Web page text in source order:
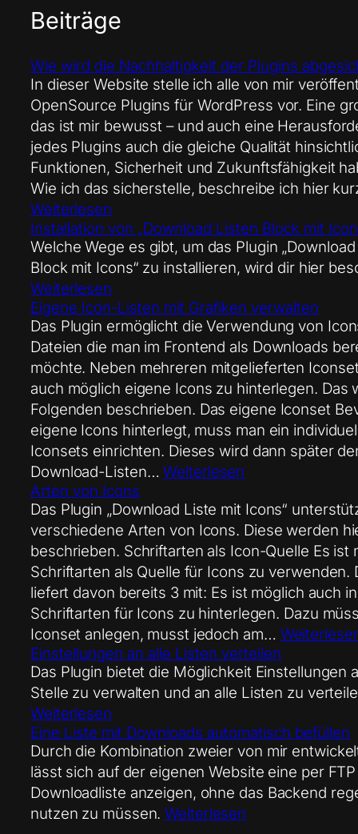
Beiträge
Wie wird die Nachhaltigkeit der Plugins
In dieser Website stelle ich alle von mir
OpenSource Plugins für WordPress vor. Eine
das ist mir bewusst – und auch eine
jedes Plugins auch die gleiche Qualität
Funktionen, Sicherheit und Zukunftsfähigkeit
Wie ich das sicherstelle, beschreibe ich hier
Weiterlesen
Installation von „Download Listen Block mit
Welche Wege es gibt, um das Plugin
Block mit Icons“ zu installieren, wird dir hier
Weiterlesen
Eigene Icon-Listen mit Grafiken verwalten
Das Plugin ermöglicht die Verwendung von
Dateien die man im Frontend als Downloads
möchte. Neben mehreren mitgelieferten
auch möglich eigene Icons zu hinterlegen. Das
Folgenden beschrieben. Das eigene Iconset
eigene Icons hinterlegt, muss man ein
Iconsets einrichten. Dieses wird dann später
Download-Listen…Weiterlesen
Arten von Icons
Das Plugin „Download Liste mit Icons“
verschiedene Arten von Icons. Diese werden
beschrieben. Schriftarten als Icon-Quelle Es ist
Schriftarten als Quelle für Icons zu verwenden.
liefert davon bereits 3 mit: Es ist möglich auch
Schriftarten für Icons zu hinterlegen. Dazu
Iconset anlegen, musst jedoch am…
Einstellungen an alle Listen verteilen
Das Plugin bietet die Möglichkeit Einstellungen
Stelle zu verwalten und an alle Listen zu
Weiterlesen
Eine Liste mit Downloads automatisch befüllen
Durch die Kombination zweier von mir
lässt sich auf der eigenen Website eine per
Downloadliste anzeigen, ohne das Backend
nutzen zu müssen.Weiterlesen